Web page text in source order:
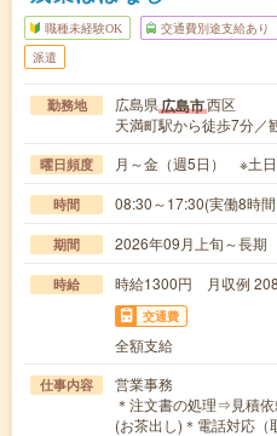
職種未経験OK 交通費別途支給あり
派遣
勤務地 広島県広島市西区
天満町駅から徒歩7分／
曜日頻度 月～金（週5日） ※土日
時間 08:30～17:30(実働8時
期間 2026年09月上旬～長
時給 時給1300円 月収例
交通費
全額支給
仕事内容
営業事務
＊注文書の処理⇒見積
(お茶出し)＊電話対応